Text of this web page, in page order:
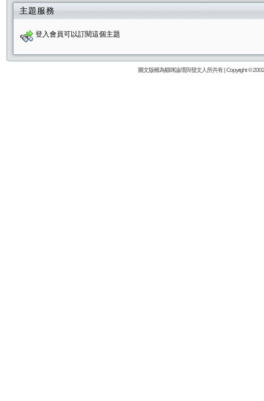
主題服務
登入會員可以訂閱這個主題
圖文版權為貓咪論壇與發文人所共有 | Copyright ©